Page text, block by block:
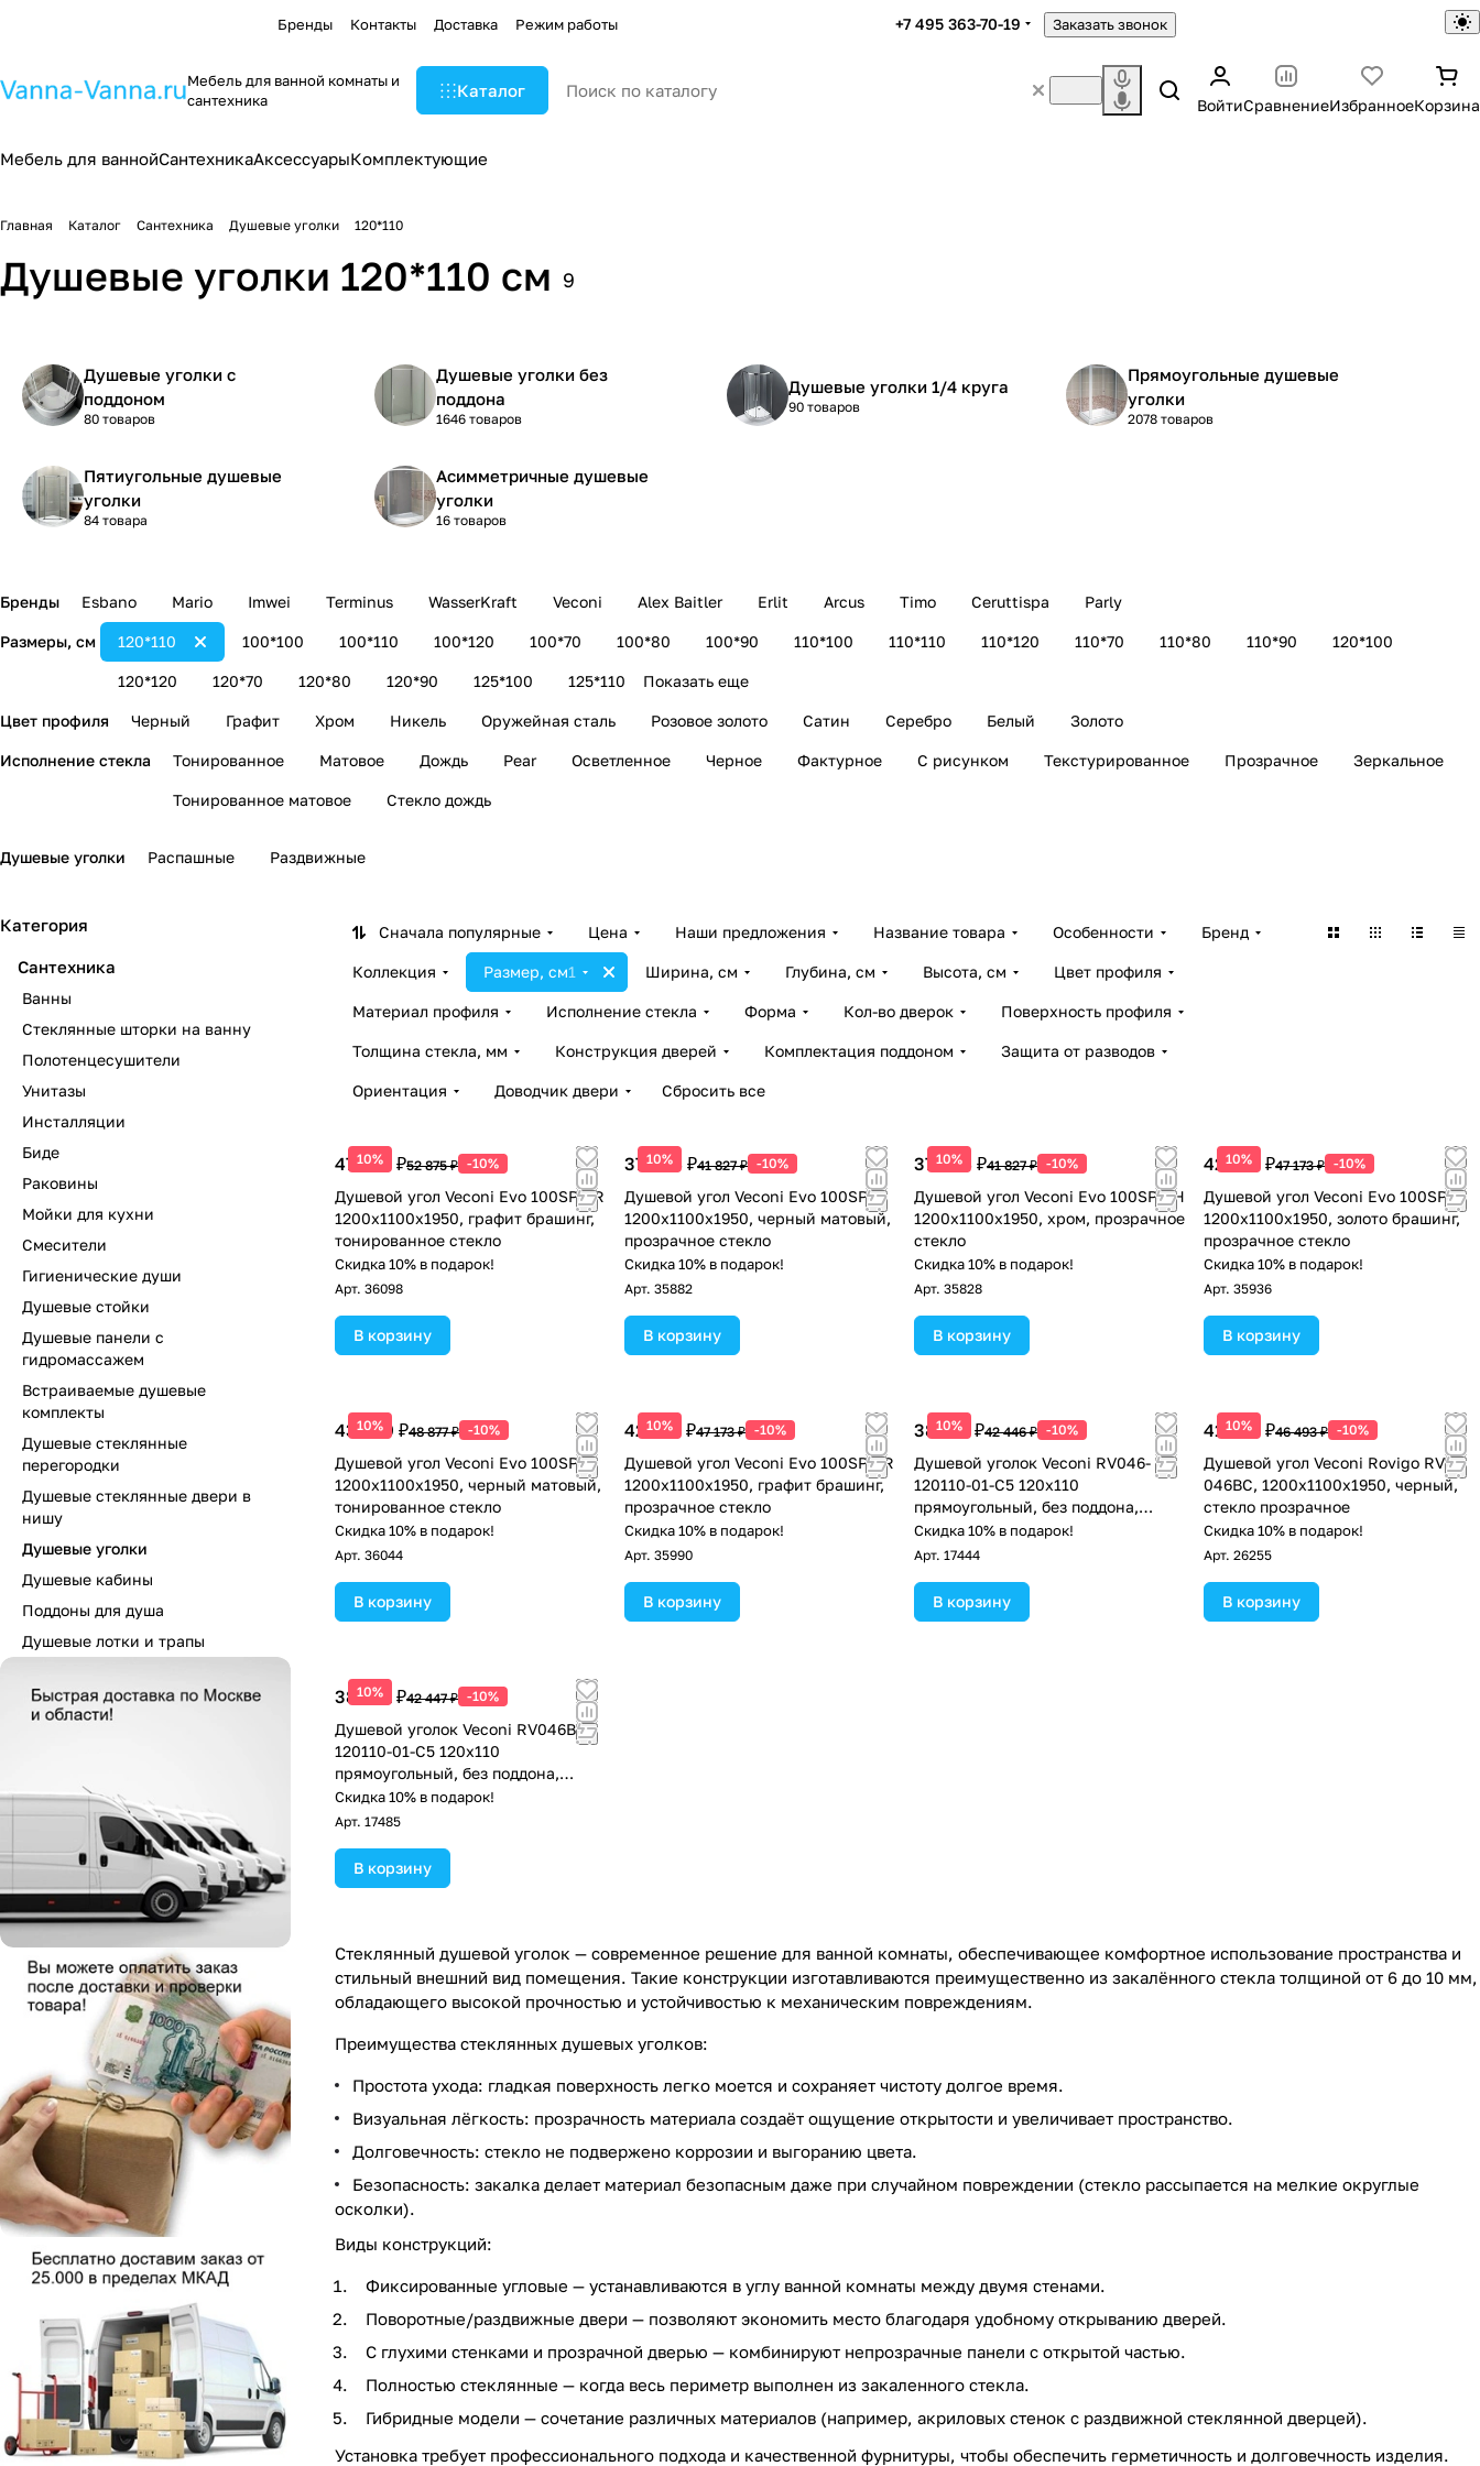
Бренды Контакты Доставка Режим работы +7 495 363-70-19 Заказать звонок
Мебель для ванной комнаты и
сантехника
Каталог
ВойтиСравнениеИзбранноеКорзина
Мебель для ваннойСантехникаАксессуарыКомплектующие
Главная Каталог Сантехника Душевые уголки 120*110
Душевые уголки 120*110 см 9
Душевые уголки с
поддоном
80 товаров
Душевые уголки без
поддона
1646 товаров
Душевые уголки 1/4 круга
90 товаров
Прямоугольные душевые
уголки
2078 товаров
Пятиугольные душевые
уголки
84 товара
Асимметричные душевые
уголки
16 товаров
Бренды Esbano Mario Imwei Terminus WasserKraft Veconi Alex Baitler Erlit Arcus Timo Ceruttispa Parly
Размеры, см 100*100 100*110 100*120 100*70 100*80 100*90 110*100 110*110 110*120 110*70 110*80 110*90 120*100
120*110
120*120 120*70 120*80 120*90 125*100 125*110 Показать еще
Цвет профиля Черный Графит Хром Никель Оружейная сталь Розовое золото Сатин Серебро Белый Золото
Исполнение стекла Тонированное Матовое Дождь Pear Осветленное Черное Фактурное С рисунком Текстурированное Прозрачное Зеркальное
Тонированное матовое Стекло дождь
Душевые уголки Распашные Раздвижные
Сначала популярные Цена Наши предложения Название товара Особенности Бренд
Коллекция Размер, см1 Ширина, см Глубина, см Высота, см Цвет профиля
Материал профиля Исполнение стекла Форма Кол-во дверок Поверхность профиля
Толщина стекла, мм Конструкция дверей Комплектация поддоном Защита от разводов
Ориентация Доводчик двери Сбросить все
10%
47 588 ₽52 875 ₽ -10%
Душевой угол Veconi Evo 100SP GR
1200х1100x1950, графит брашинг,
тонированное стекло
Скидка 10% в подарок!
Арт. 36098
В корзину
10%
37 644 ₽41 827 ₽ -10%
Душевой угол Veconi Evo 100SP B
1200х1100x1950, черный матовый,
прозрачное стекло
Скидка 10% в подарок!
Арт. 35882
В корзину
10%
37 644 ₽41 827 ₽ -10%
Душевой угол Veconi Evo 100SP CH
1200х1100x1950, хром, прозрачное
стекло
Скидка 10% в подарок!
Арт. 35828
В корзину
10%
42 456 ₽47 173 ₽ -10%
Душевой угол Veconi Evo 100SP G
1200х1100x1950, золото брашинг,
прозрачное стекло
Скидка 10% в подарок!
Арт. 35936
В корзину
10%
43 989 ₽48 877 ₽ -10%
Душевой угол Veconi Evo 100SP B
1200х1100x1950, черный матовый,
тонированное стекло
Скидка 10% в подарок!
Арт. 36044
В корзину
10%
42 456 ₽47 173 ₽ -10%
Душевой угол Veconi Evo 100SP GR
1200х1100x1950, графит брашинг,
прозрачное стекло
Скидка 10% в подарок!
Арт. 35990
В корзину
10%
38 201 ₽42 446 ₽ -10%
Душевой уголок Veconi RV046-
120110-01-C5 120х110
прямоугольный, без поддона,
прозрачное стекло, хром
Скидка 10% в подарок!
Арт. 17444
В корзину
10%
41 844 ₽46 493 ₽ -10%
Душевой угол Veconi Rovigo RV-
046BС, 1200х1100х1950, черный,
стекло прозрачное
Скидка 10% в подарок!
Арт. 26255
В корзину
10%
38 202 ₽42 447 ₽ -10%
Душевой уголок Veconi RV046B-
120110-01-C5 120х110
прямоугольный, без поддона,
прозрачное стекло, чёрный
матовый
Скидка 10% в подарок!
Арт. 17485
В корзину
Стеклянный душевой уголок — современное решение для ванной комнаты, обеспечивающее комфортное использование пространства и
стильный внешний вид помещения. Такие конструкции изготавливаются преимущественно из закалённого стекла толщиной от 6 до 10 мм,
обладающего высокой прочностью и устойчивостью к механическим повреждениям.
Преимущества стеклянных душевых уголков:
Простота ухода: гладкая поверхность легко моется и сохраняет чистоту долгое время.
Визуальная лёгкость: прозрачность материала создаёт ощущение открытости и увеличивает пространство.
Долговечность: стекло не подвержено коррозии и выгоранию цвета.
Безопасность: закалка делает материал безопасным даже при случайном повреждении (стекло рассыпается на мелкие округлые
осколки).
Виды конструкций:
Фиксированные угловые — устанавливаются в углу ванной комнаты между двумя стенами.
Поворотные/раздвижные двери — позволяют экономить место благодаря удобному открыванию дверей.
С глухими стенками и прозрачной дверью — комбинируют непрозрачные панели с открытой частью.
Полностью стеклянные — когда весь периметр выполнен из закаленного стекла.
Гибридные модели — сочетание различных материалов (например, акриловых стенок с раздвижной стеклянной дверцей).
Установка требует профессионального подхода и качественной фурнитуры, чтобы обеспечить герметичность и долговечность изделия.
Категория
Сантехника
Ванны
Стеклянные шторки на ванну
Полотенцесушители
Унитазы
Инсталляции
Биде
Раковины
Мойки для кухни
Смесители
Гигиенические души
Душевые стойки
Душевые панели с
гидромассажем
Встраиваемые душевые
комплекты
Душевые стеклянные
перегородки
Душевые стеклянные двери в
нишу
Душевые уголки
Душевые кабины
Поддоны для душа
Душевые лотки и трапы